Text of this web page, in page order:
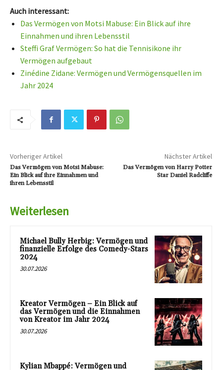
Auch interessant:
Das Vermögen von Motsi Mabuse: Ein Blick auf ihre
Einnahmen und ihren Lebensstil
Steffi Graf Vermögen: So hat die Tennisikone ihr
Vermögen aufgebaut
Zinédine Zidane: Vermögen und Vermögensquellen im
Jahr 2024
Vorheriger Artikel
Das Vermögen von Motsi Mabuse:
Ein Blick auf ihre Einnahmen und
ihren Lebensstil
Nächster Artikel
Das Vermögen von Harry Potter
Star Daniel Radcliffe
Weiterlesen
Michael Bully Herbig: Vermögen und
finanzielle Erfolge des Comedy-Stars
2024
30.07.2026
Kreator Vermögen – Ein Blick auf
das Vermögen und die Einnahmen
von Kreator im Jahr 2024
30.07.2026
Kylian Mbappé: Vermögen und